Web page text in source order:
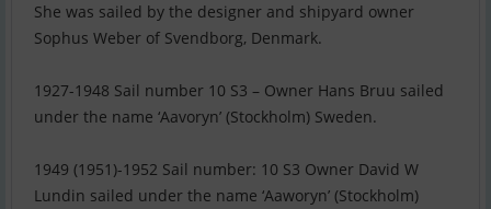
She was sailed by the designer and shipyard owner
Sophus Weber of Svendborg, Denmark.
1927-1948 Sail number 10 S3 – Owner Hans Bruu sailed
under the name ‘Aavoryn’ (Stockholm) Sweden.
1949 (1951)-1952 Sail number: 10 S3 Owner David W
Lundin sailed under the name ‘Aaworyn’ (Stockholm)